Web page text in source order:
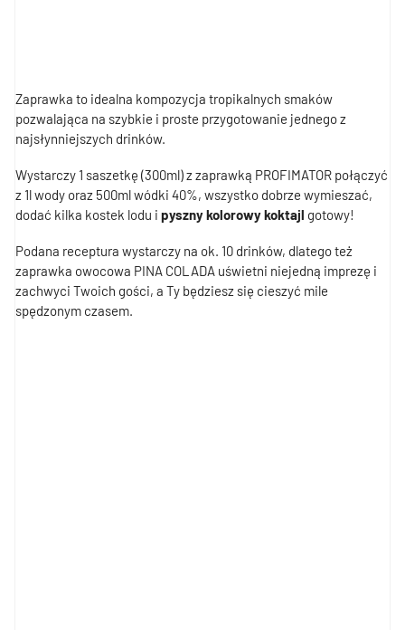
Zaprawka to idealna kompozycja tropikalnych smaków
pozwalająca na szybkie i proste przygotowanie jednego z
najsłynniejszych drinków.
Wystarczy 1 saszetkę (300ml) z zaprawką PROFIMATOR połączyć
z 1l wody oraz 500ml wódki 40%, wszystko dobrze wymieszać,
dodać kilka kostek lodu i pyszny kolorowy koktajl gotowy!
Podana receptura wystarczy na ok. 10 drinków, dlatego też
zaprawka owocowa PINA COLADA uświetni niejedną imprezę i
zachwyci Twoich gości, a Ty będziesz się cieszyć mile
spędzonym czasem.